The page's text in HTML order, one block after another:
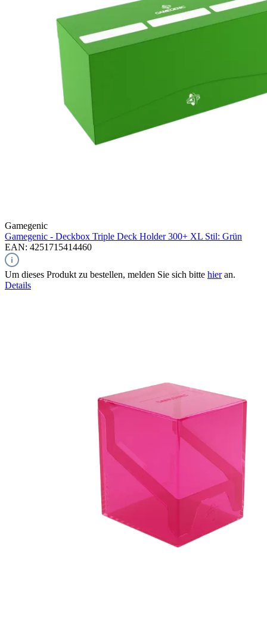
Gamegenic
Gamegenic - Deckbox Triple Deck Holder 300+ XL Stil: Grün
EAN: 4251715414460
Um dieses Produkt zu bestellen, melden Sie sich bitte hieran.
Details